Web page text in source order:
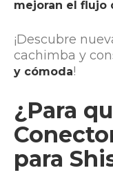
mejoran el flujo
¡Descubre
cachimba y
y cómoda!
¿Para
para